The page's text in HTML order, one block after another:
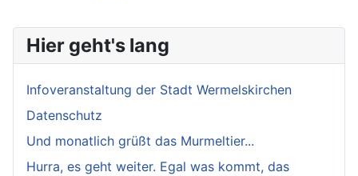
Hier geht's lang
Infoveranstaltung der Stadt Wermelskirchen
Datenschutz
Und monatlich grüßt das Murmeltier...
Hurra, es geht weiter. Egal was kommt, das